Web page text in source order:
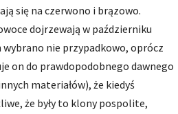
się na czerwono i brązowo.
dojrzewają w październiku
nie przypadkowo, oprócz
on do prawdopodobnego dawnego
materiałów), że kiedyś
że były to klony pospolite,